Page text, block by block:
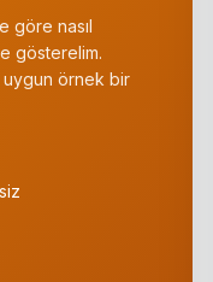
göre nasıl
gösterelim.
uygun örnek bir